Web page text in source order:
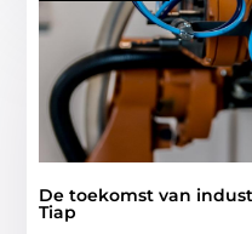
De toekomst van
Tiap